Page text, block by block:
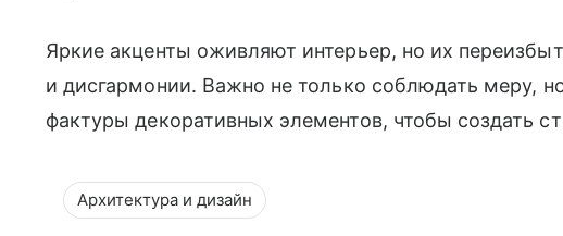
Яркие акценты оживляют интерьер, но их
и дисгармонии. Важно не только соблюдать меру,
фактуры декоративных элементов, чтобы создать
Архитектура и дизайн